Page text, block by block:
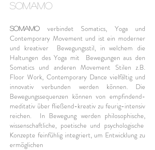
SOMAMO
SOMAMO verbindet Somatics, Yoga und
Contemporary Movement und ist ein moderner
und kreativer Bewegungsstil, in welchem die
Haltungen des Yoga mit Bewegungen aus den
Somatics und anderen Movement Stilen z.B.
Floor Work, Contemporary Dance vielfältig und
innovativ verbunden werden können. Die
Bewegungssequenzen können von empfindend-
meditativ über fließend-kreativ zu feurig-intensiv
reichen. In Bewegung werden philosophische,
wissenschaftliche, poetische und psychologische
Konzepte feinfühlig integriert, um Entwicklung zu
ermöglichen